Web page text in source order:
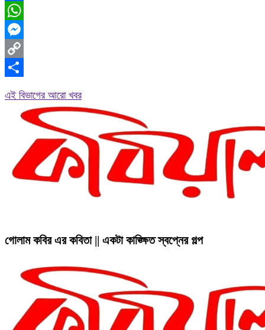
Facebook
WhatsApp
Messenger
Copy
এই বিভাগের আরো খবর
গোলাম কবির এর কবিতা || একটা কাঙ্ক্ষিত স্বপ্নের গল্প